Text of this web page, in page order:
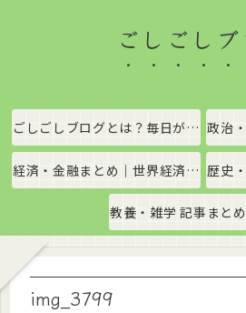
ごしごし
ごしごしブログとは？毎日がちょっと楽しくなる情報発信サイト
経済・金融まとめ｜世界経済・金融市場をわかりやすく解説
img_3799